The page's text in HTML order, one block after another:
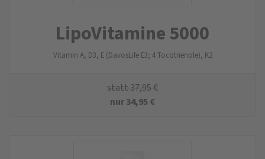
LipoVitamine 5000
Vitamin A, D3, E (DavosLife E3; 4 Tocotrienole), K2
statt37,95€
nur34,95 €